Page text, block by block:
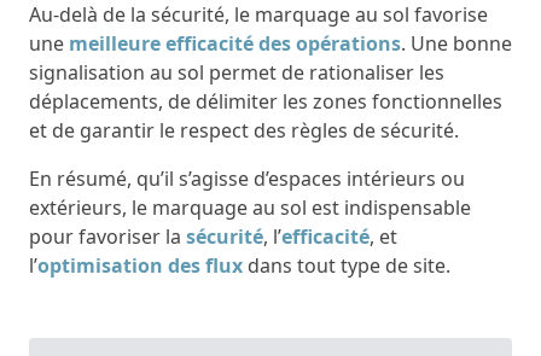
Au-delà de la sécurité, le marquage au sol favorise
une meilleure efficacité des opérations. Une bonne
signalisation au sol permet de rationaliser les
déplacements, de délimiter les zones fonctionnelles
et de garantir le respect des règles de sécurité.
En résumé, qu’il s’agisse d’espaces intérieurs ou
extérieurs, le marquage au sol est indispensable
pour favoriser la sécurité, l’efficacité, et
l’optimisation des flux dans tout type de site.